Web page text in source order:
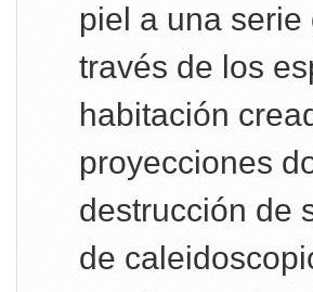
piel a una
través de los
habitación
proyecciones
destrucción de
de